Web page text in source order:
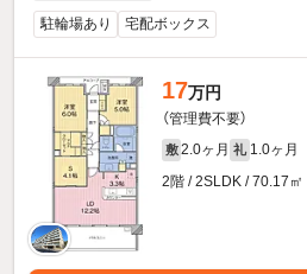
駐輪場あり 宅配ボックス
17万円
（管理費不要）
敷 2.0ヶ月 礼 1.0ヶ月
2階 / 2SLDK / 70.17㎡